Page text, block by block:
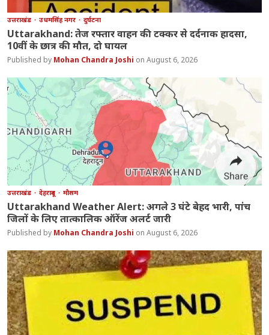
उत्तराखंड उधमसिंह नगर दुर्घटना
Uttarakhand: तेज रफ्तार वाहन की टक्कर से दर्दनाक हादसा,
10वीं के छात्र की मौत, दो घायल
Mohan Chandra Joshi August 6, 2026
उत्तराखंड देहरादून मौसम
Uttarakhand Weather Alert: अगले 3 घंटे बेहद भारी, पांच
जिलों के लिए तात्कालिक ऑरेंज अलर्ट जारी
Mohan Chandra Joshi August 6, 2026